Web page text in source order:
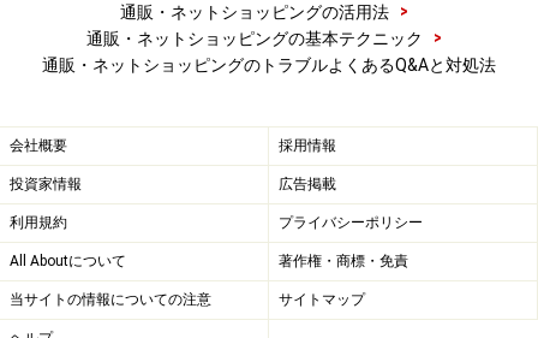
いことが一番のデメリットだと言えます。色や素材など
が画面で見た印象と違っていたということもよくありま
場合には基本的に返品はできませんが、返品ルールの記
載がない場合には、商品が届いてから8日以内に購入者
が送料を負担すれば返品できることになっています。
通販・ネットショッピングの活用法
>
通販・ネットショッピングの基本テクニック
>
通販・ネットショッピングのトラブルよくあるQ&Aと対処法
会社概要 採用情報
投資家情報 広告掲載
利用規約 プライバシーポリシー
All Aboutについて 著作権・商標・免責
当サイトの情報についての注意 サイトマップ